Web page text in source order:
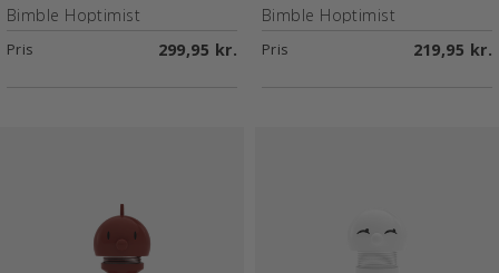
Raw oak
Bimble Hoptimist
Pris 299,95 kr.
Latte
Bimble Hoptimist
Pris 219,95 kr.